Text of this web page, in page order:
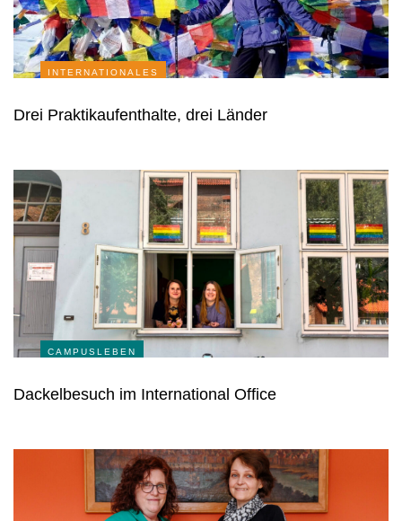
INTERNATIONALES
Drei Praktikaufenthalte, drei Länder
CAMPUSLEBEN
Dackelbesuch im International Office